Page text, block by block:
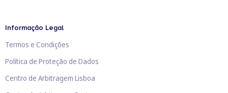
Informação Legal
Termos e Condições
Política de Proteção de Dados
Centro de Arbitragem Lisboa